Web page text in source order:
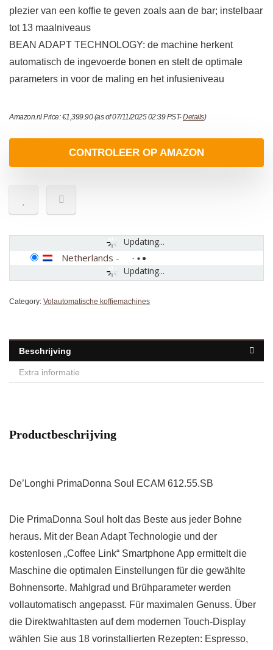
plezier van een koffie te geven zoals aan de bar; instelbaar
tot 13 maalniveaus
BEAN ADAPT TECHNOLOGY: de machine herkent
automatisch de ingevoerde bonen en stelt de optimale
parameters in voor de maling en het infusieniveau
Amazon.nl Price:€1,399.90(as of 07/11/2025 02:39 PST-Details)
CONTROLEER OP AMAZON
Updating...
Updating...
Netherlands -
Category: Volautomatische koffiemachines
Beschrijving
Extra informatie
Productbeschrijving
De’Longhi PrimaDonna Soul ECAM 612.55.SB
Die PrimaDonna Soul holt das Beste aus jeder Bohne
heraus. Mit der Bean Adapt Technologie und der
kostenlosen „Coffee Link“ Smartphone App ermittelt die
Maschine die optimalen Einstellungen für die gewählte
Bohnensorte. Mahlgrad und Brühparameter werden
vollautomatisch angepasst. Für maximalen Genuss. Über
die Direktwahltasten auf dem modernen Touch-Display
wählen Sie aus 18 vorinstallierten Rezepten: Espresso,